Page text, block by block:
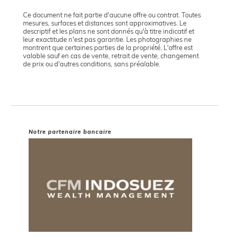
Ce document ne fait partie d'aucune offre ou contrat. Toutes
mesures, surfaces et distances sont approximatives. Le
descriptif et les plans ne sont donnés qu'à titre indicatif et
leur exactitude n'est pas garantie. Les photographies ne
montrent que certaines parties de la propriété. L'offre est
valable sauf en cas de vente, retrait de vente, changement
de prix ou d'autres conditions, sans préalable.
Notre partenaire bancaire